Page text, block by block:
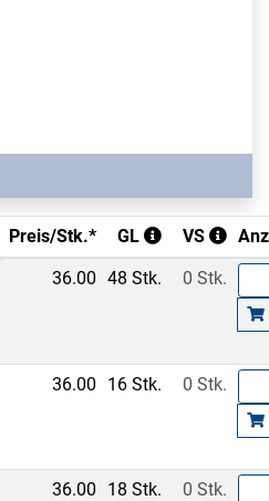
Preis/Stk.* GL VS
36.00 48 Stk. 0 Stk.
36.00 16 Stk. 0 Stk.
36.00 18 Stk. 0 Stk.